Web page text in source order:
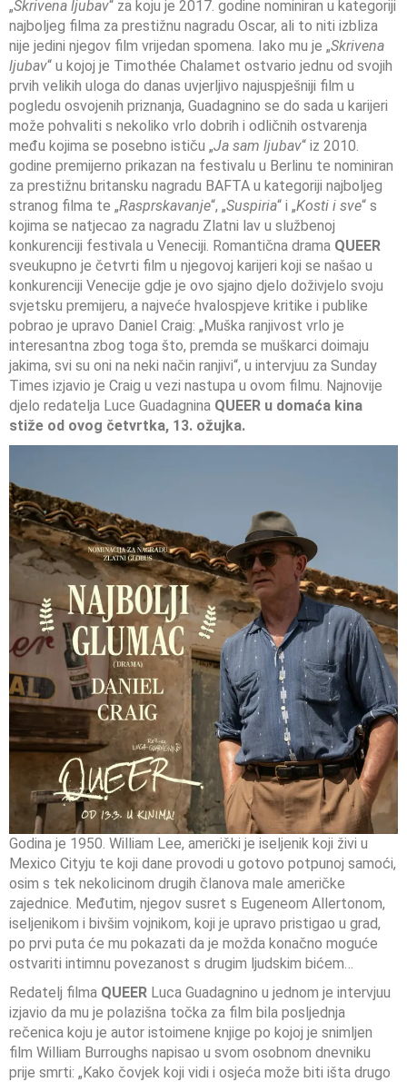
„Skrivena ljubav“ za koju je 2017. godine nominiran u kategoriji
najboljeg filma za prestižnu nagradu Oscar, ali to niti izbliza
nije jedini njegov film vrijedan spomena. Iako mu je „Skrivena
ljubav“ u kojoj je Timothée Chalamet ostvario jednu od svojih
prvih velikih uloga do danas uvjerljivo najuspješniji film u
pogledu osvojenih priznanja, Guadagnino se do sada u karijeri
može pohvaliti s nekoliko vrlo dobrih i odličnih ostvarenja
među kojima se posebno ističu „Ja sam ljubav“ iz 2010.
godine premijerno prikazan na festivalu u Berlinu te nominiran
za prestižnu britansku nagradu BAFTA u kategoriji najboljeg
stranog filma te „Rasprskavanje“, „Suspiria“ i „Kosti i sve“ s
kojima se natjecao za nagradu Zlatni lav u službenoj
konkurenciji festivala u Veneciji. Romantična drama QUEER
sveukupno je četvrti film u njegovoj karijeri koji se našao u
konkurenciji Venecije gdje je ovo sjajno djelo doživjelo svoju
svjetsku premijeru, a najveće hvalospjeve kritike i publike
pobrao je upravo Daniel Craig: „Muška ranjivost vrlo je
interesantna zbog toga što, premda se muškarci doimaju
jakima, svi su oni na neki način ranjivi“, u intervjuu za Sunday
Times izjavio je Craig u vezi nastupa u ovom filmu. Najnovije
djelo redatelja Luce Guadagnina QUEER u domaća kina
stiže od ovog četvrtka, 13. ožujka.
Godina je 1950. William Lee, američki je iseljenik koji živi u
Mexico Cityju te koji dane provodi u gotovo potpunoj samoći,
osim s tek nekolicinom drugih članova male američke
zajednice. Međutim, njegov susret s Eugeneom Allertonom,
iseljenikom i bivšim vojnikom, koji je upravo pristigao u grad,
po prvi puta će mu pokazati da je možda konačno moguće
ostvariti intimnu povezanost s drugim ljudskim bićem…
Redatelj filma QUEER Luca Guadagnino u jednom je intervjuu
izjavio da mu je polazišna točka za film bila posljednja
rečenica koju je autor istoimene knjige po kojoj je snimljen
film William Burroughs napisao u svom osobnom dnevniku
prije smrti: „Kako čovjek koji vidi i osjeća može biti išta drugo